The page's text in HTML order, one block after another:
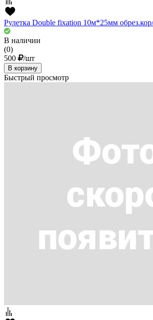
Рулетка Double fixation 10м*25мм
В наличии
(0)
500
/шт
В корзину
Быстрый просмотр